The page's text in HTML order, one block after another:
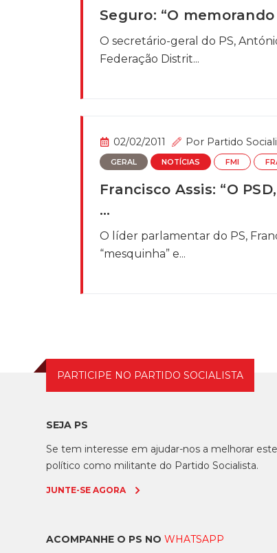
Seguro: “O
O secretário-geral do PS,
Federação Distrit...
02/02/2011 Por Partido
GERAL NOTÍCIAS FMI
Francisco Assis: “O
…
O líder parlamentar do PS,
“mesquinha” e...
PARTICIPE NO PARTIDO SOCIALISTA
SEJA PS
Se tem interesse em ajudar-nos a melhorar
político como militante do Partido Socialista.
JUNTE-SE AGORA
ACOMPANHE O PS NOWHATSAPP